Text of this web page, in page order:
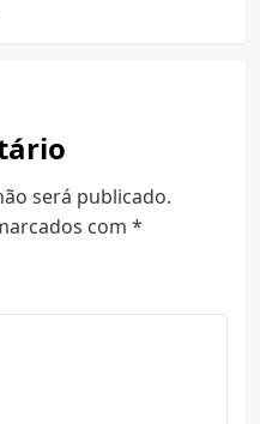
será publicado.
com *